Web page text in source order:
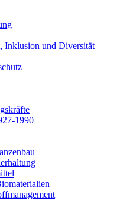
Inklusion und Diversität
1990